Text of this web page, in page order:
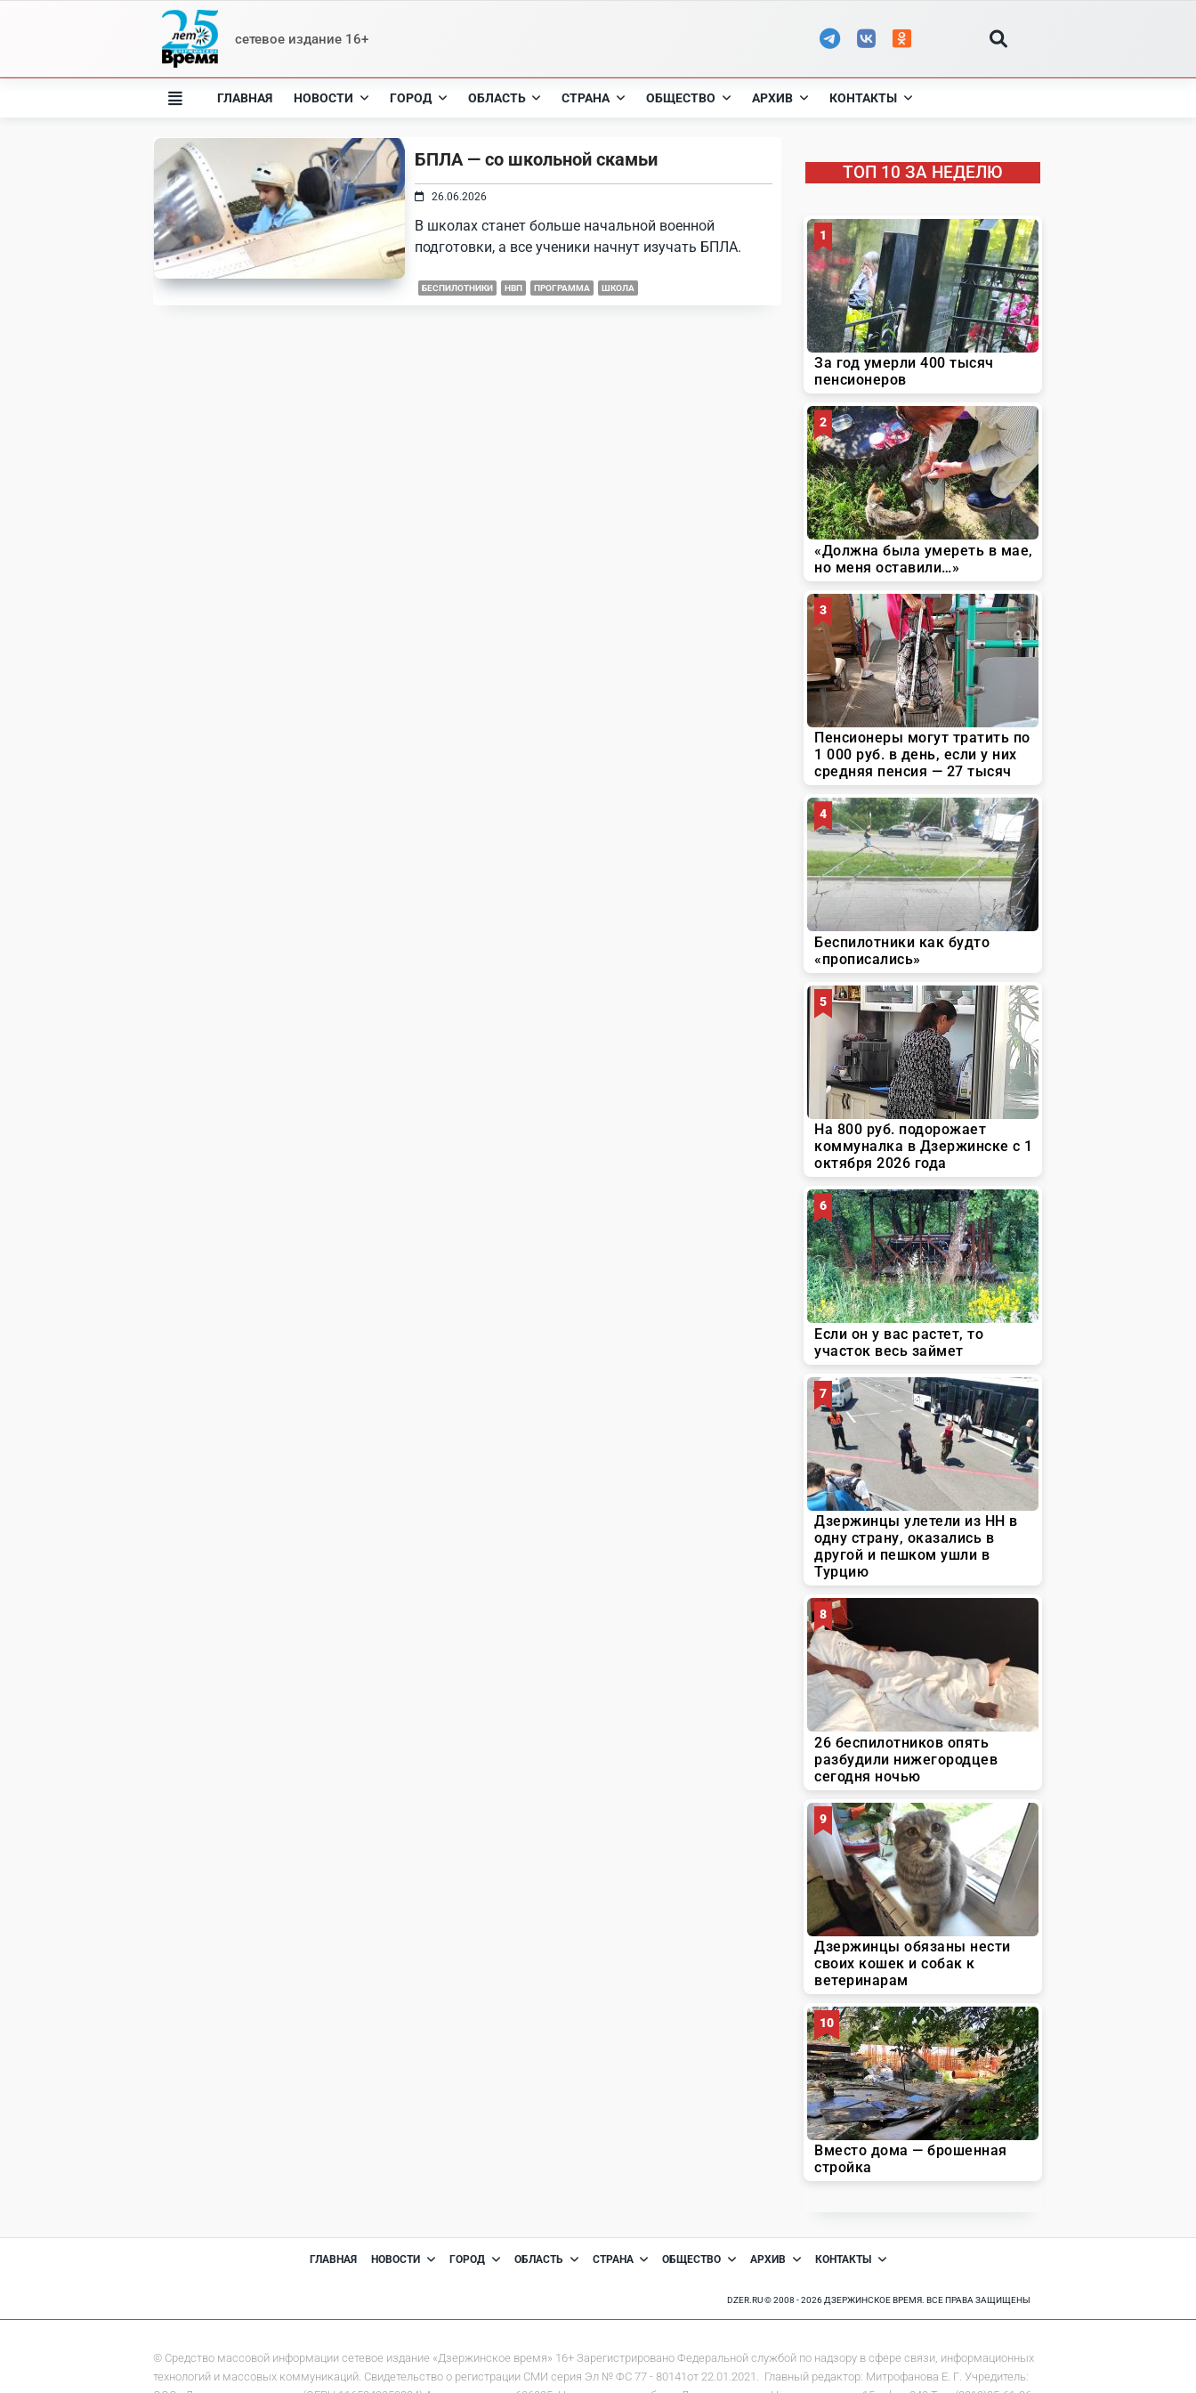
сетевое издание 16+
ГЛАВНАЯ НОВОСТИ ГОРОД ОБЛАСТЬ СТРАНА ОБЩЕСТВО АРХИВ КОНТАКТЫ
БПЛА — со школьной скамьи
26.06.2026
В школах станет больше начальной военной
подготовки, а все ученики начнут изучать БПЛА.
БЕСПИЛОТНИКИ НВП ПРОГРАММА ШКОЛА
ТОП 10 ЗА НЕДЕЛЮ
ГЛАВНАЯ НОВОСТИ ГОРОД ОБЛАСТЬ СТРАНА ОБЩЕСТВО АРХИВ КОНТАКТЫ
DZER.RU © 2008 - 2026 ДЗЕРЖИНСКОЕ ВРЕМЯ. ВСЕ ПРАВА ЗАЩИЩЕНЫ
© Средство массовой информации сетевое издание «Дзержинское время» 16+ Зарегистрировано Федеральной службой по надзору в сфере связи, информационных
технологий и массовых коммуникаций. Свидетельство о регистрации СМИ серия Эл № ФС 77 - 80141от 22.01.2021. Главный редактор: Митрофанова Е. Г. Учредитель: